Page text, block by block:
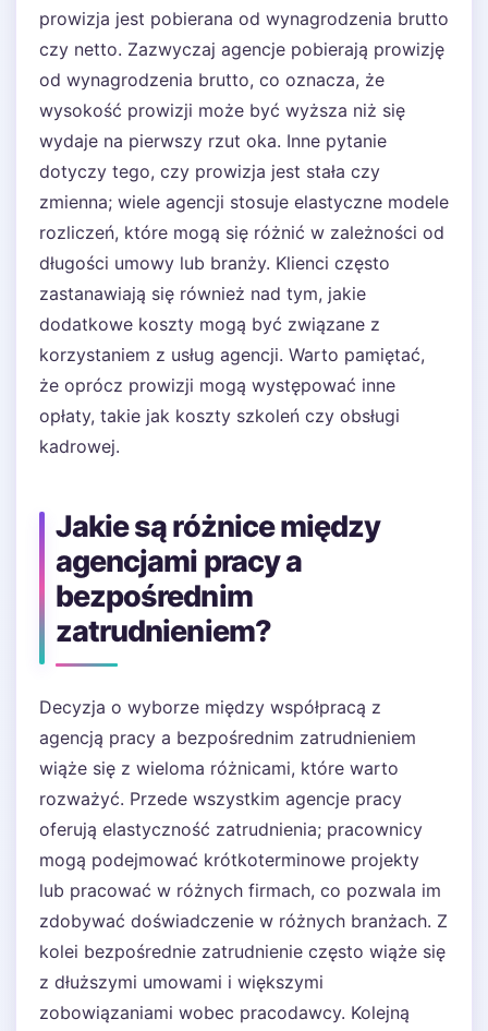
prowizja jest pobierana od wynagrodzenia brutto
czy netto. Zazwyczaj agencje pobierają prowizję
od wynagrodzenia brutto, co oznacza, że
wysokość prowizji może być wyższa niż się
wydaje na pierwszy rzut oka. Inne pytanie
dotyczy tego, czy prowizja jest stała czy
zmienna; wiele agencji stosuje elastyczne modele
rozliczeń, które mogą się różnić w zależności od
długości umowy lub branży. Klienci często
zastanawiają się również nad tym, jakie
dodatkowe koszty mogą być związane z
korzystaniem z usług agencji. Warto pamiętać,
że oprócz prowizji mogą występować inne
opłaty, takie jak koszty szkoleń czy obsługi
kadrowej.
Jakie są różnice między
agencjami pracy a
bezpośrednim
zatrudnieniem?
Decyzja o wyborze między współpracą z
agencją pracy a bezpośrednim zatrudnieniem
wiąże się z wieloma różnicami, które warto
rozważyć. Przede wszystkim agencje pracy
oferują elastyczność zatrudnienia; pracownicy
mogą podejmować krótkoterminowe projekty
lub pracować w różnych firmach, co pozwala im
zdobywać doświadczenie w różnych branżach. Z
kolei bezpośrednie zatrudnienie często wiąże się
z dłuższymi umowami i większymi
zobowiązaniami wobec pracodawcy. Kolejną